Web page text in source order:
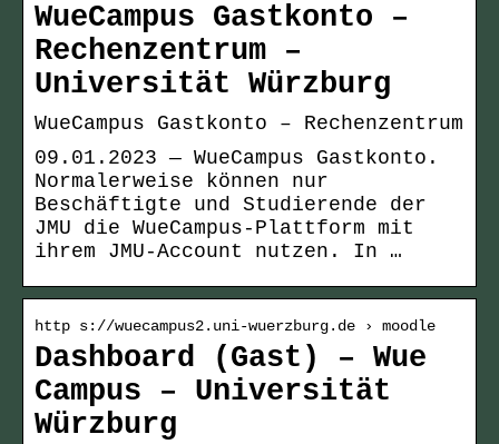
WueCampus Gastkonto –
Rechenzentrum –
Universität Würzburg
WueCampus Gastkonto – Rechenzentrum
09.01.2023 — WueCampus Gastkonto.
Normalerweise können nur
Beschäftigte und Studierende der
JMU die WueCampus-Plattform mit
ihrem JMU-Account nutzen. In …
http s://wuecampus2.uni-wuerzburg.de › moodle
Dashboard (Gast) – Wue
Campus – Universität
Würzburg